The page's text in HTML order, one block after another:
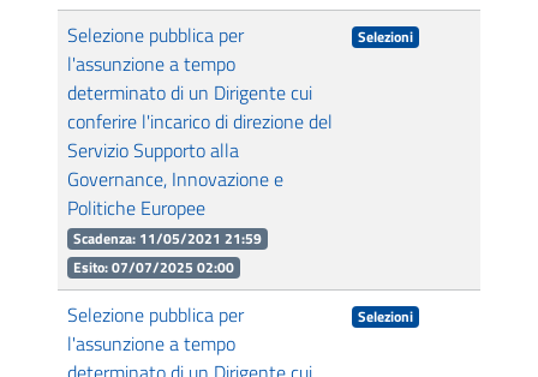
Selezione pubblica per
l'assunzione a tempo
determinato di un Dirigente cui
conferire l'incarico di direzione del
Servizio Supporto alla
Governance, Innovazione e
Politiche Europee
Scadenza: 11/05/2021 21:59
Esito: 07/07/2025 02:00
Selezioni
Selezione pubblica per
l'assunzione a tempo
Selezioni